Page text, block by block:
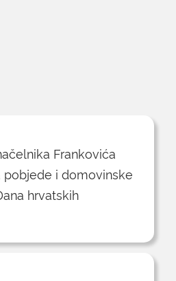
Frankovića
pobjede i domovinske
hrvatskih